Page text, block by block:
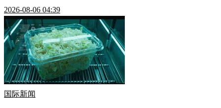
2026-08-06 04:39
国际新闻